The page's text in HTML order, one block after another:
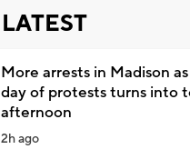
LATEST
More arrests in Madison
day of protests turns into
afternoon
2h ago